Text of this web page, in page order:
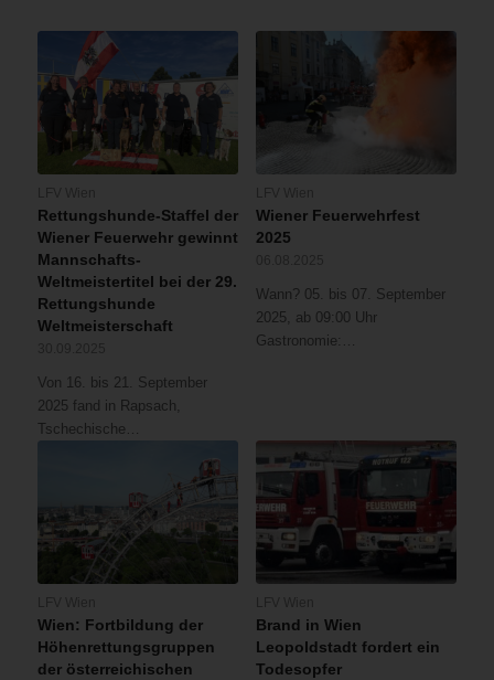
Rettungshunde-Staffel der
Wiener Feuerwehr gewinnt
Mannschafts-
Weltmeistertitel bei der 29.
Rettungshunde
Weltmeisterschaft
Von 16. bis 21. September
2025 fand in Rapsach,
Tschechische…
Wiener Feuerwehrfest
2025
Wann? 05. bis 07. September
2025, ab 09:00 Uhr
Gastronomie:…
Wien: Fortbildung der
Höhenrettungsgruppen
der österreichischen
Brand in Wien
Leopoldstadt fordert ein
Todesopfer